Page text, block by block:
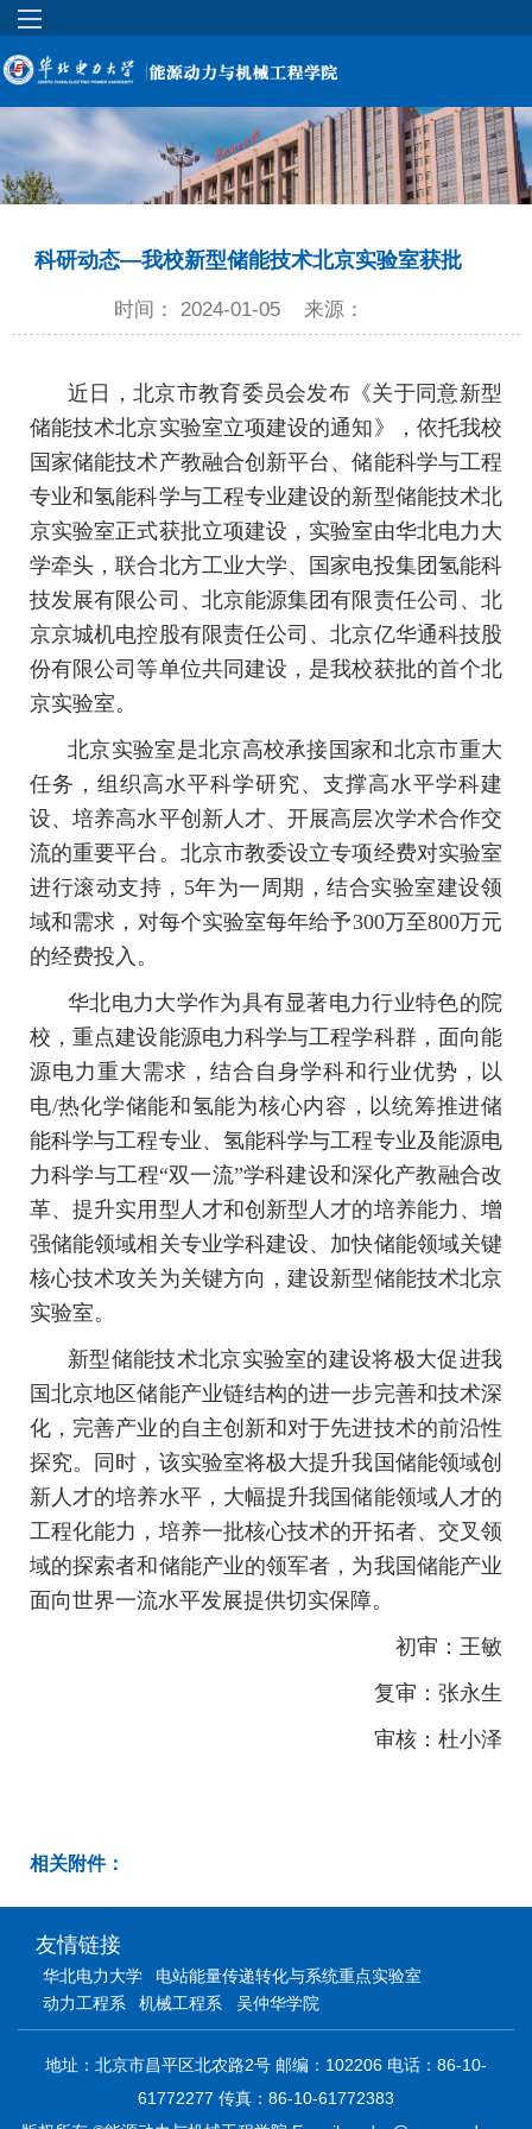
科研动态—我校新型储能技术北京实验室获批
时间： 2024-01-05 来源：
近日，北京市教育委员会发布《关于同意新型
储能技术北京实验室立项建设的通知》，依托我校
国家储能技术产教融合创新平台、储能科学与工程
专业和氢能科学与工程专业建设的新型储能技术北
京实验室正式获批立项建设，实验室由华北电力大
学牵头，联合北方工业大学、国家电投集团氢能科
技发展有限公司、北京能源集团有限责任公司、北
京京城机电控股有限责任公司、北京亿华通科技股
份有限公司等单位共同建设，是我校获批的首个北
京实验室。
北京实验室是北京高校承接国家和北京市重大
任务，组织高水平科学研究、支撑高水平学科建
设、培养高水平创新人才、开展高层次学术合作交
流的重要平台。北京市教委设立专项经费对实验室
进行滚动支持，5年为一周期，结合实验室建设领
域和需求，对每个实验室每年给予300万至800万元
的经费投入。
华北电力大学作为具有显著电力行业特色的院
校，重点建设能源电力科学与工程学科群，面向能
源电力重大需求，结合自身学科和行业优势，以
电/热化学储能和氢能为核心内容，以统筹推进储
能科学与工程专业、氢能科学与工程专业及能源电
力科学与工程“双一流”学科建设和深化产教融合改
革、提升实用型人才和创新型人才的培养能力、增
强储能领域相关专业学科建设、加快储能领域关键
核心技术攻关为关键方向，建设新型储能技术北京
实验室。
新型储能技术北京实验室的建设将极大促进我
国北京地区储能产业链结构的进一步完善和技术深
化，完善产业的自主创新和对于先进技术的前沿性
探究。同时，该实验室将极大提升我国储能领域创
新人才的培养水平，大幅提升我国储能领域人才的
工程化能力，培养一批核心技术的开拓者、交叉领
域的探索者和储能产业的领军者，为我国储能产业
面向世界一流水平发展提供切实保障。
初审：王敏
复审：张永生
审核：杜小泽
相关附件：
友情链接
华北电力大学
电站能量传递转化与系统重点实验室
动力工程系
机械工程系 吴仲华学院
地址：北京市昌平区北农路2号 邮编：102206 电话：86-10-
61772277 传真：86-10-61772383